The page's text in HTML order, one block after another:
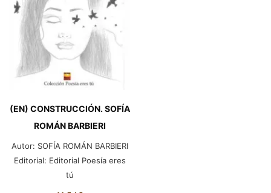
(EN) CONSTRUCCIÓN. SOFÍA
ROMÁN BARBIERI
Autor: SOFÍA ROMÁN BARBIERI
Editorial: Editorial Poesía eres
tú